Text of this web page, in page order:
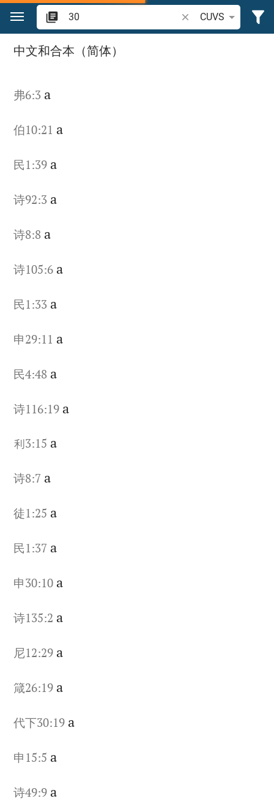
跳转到内容
搜索圣经经文或单词
CUVS
在圣经中搜索“30”
中文和合本（简体）
弗6:3 a
伯10:21 a
民1:39 a
诗92:3 a
诗8:8 a
诗105:6 a
民1:33 a
申29:11 a
民4:48 a
诗116:19 a
利3:15 a
诗8:7 a
徒1:25 a
民1:37 a
申30:10 a
诗135:2 a
尼12:29 a
箴26:19 a
代下30:19 a
申15:5 a
诗49:9 a